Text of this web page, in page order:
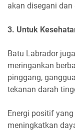
akan disegani
3. Untuk
Batu Labrador
meringankan
pinggang,
tekanan darah
Energi positif
meningkatkan